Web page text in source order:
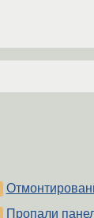
Пропали